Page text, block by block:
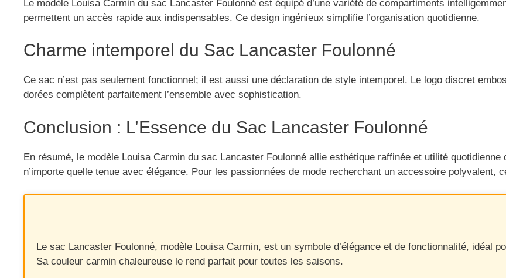
Le modèle Louisa Carmin du sac Lancaster Foulonné est équipé d’une variété de compartiments
permettent un accès rapide aux indispensables. Ce design ingénieux simplifie l’organisation quotidienne.
Charme intemporel du Sac Lancaster Foulonné
Ce sac n’est pas seulement fonctionnel; il est aussi une déclaration de style intemporel. Le logo discret
dorées complètent parfaitement l’ensemble avec sophistication.
Conclusion : L’Essence du Sac Lancaster Foulonné
En résumé, le modèle Louisa Carmin du sac Lancaster Foulonné allie esthétique raffinée et utilité
n’importe quelle tenue avec élégance. Pour les passionnées de mode recherchant un accessoire polyvalent,
Le sac Lancaster Foulonné, modèle Louisa Carmin, est un symbole d’élégance et de fonctionnalité,
Sa couleur carmin chaleureuse le rend parfait pour toutes les saisons.